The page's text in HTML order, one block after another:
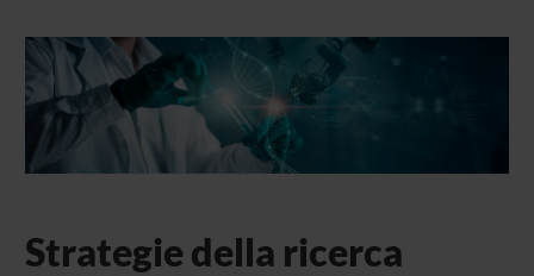
Strategie della ricerca